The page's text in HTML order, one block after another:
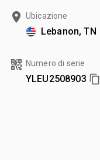
Ubicazione
Lebanon, TN
Numero di serie
YLEU2508903